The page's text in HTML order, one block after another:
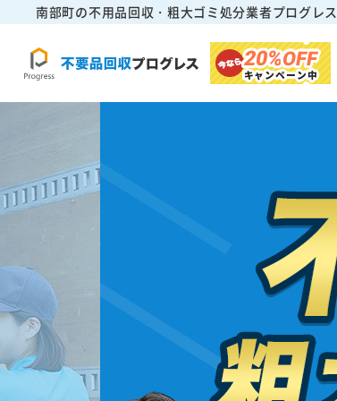
南部町の不用品回収・粗大ゴミ処分業者プログレス
20%OFF
キャンペーン中